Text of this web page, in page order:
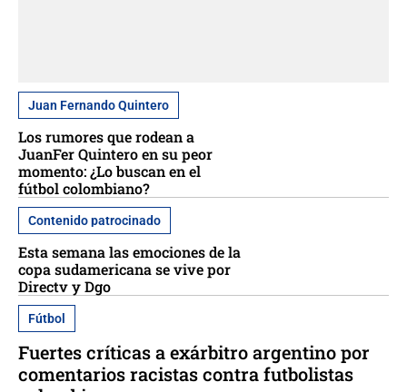
Juan Fernando Quintero
Los rumores que rodean a
JuanFer Quintero en su peor
momento: ¿Lo buscan en el
fútbol colombiano?
Contenido patrocinado
Esta semana las emociones de la
copa sudamericana se vive por
Directv y Dgo
Fútbol
Fuertes críticas a exárbitro argentino por
comentarios racistas contra futbolistas